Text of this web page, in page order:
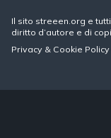
Il sito streeen.org e
diritto d’autore e di
Privacy & Cookie Policy